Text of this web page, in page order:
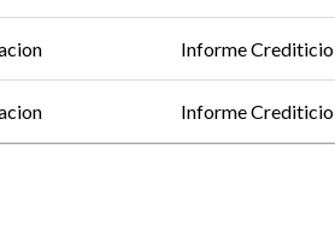
Informe Crediticio
Informe Crediticio